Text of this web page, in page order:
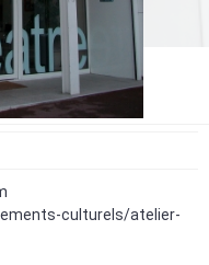
culturels/atelier-